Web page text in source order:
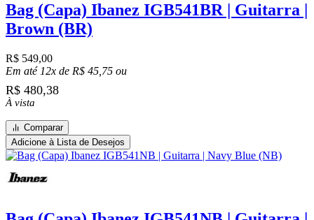
Bag (Capa) Ibanez IGB541BR | Guitarra |
Brown (BR)
R$ 549,00
Em até 12x de R$ 45,75 ou
R$ 480,38
À vista
Comparar
Adicione à Lista de Desejos